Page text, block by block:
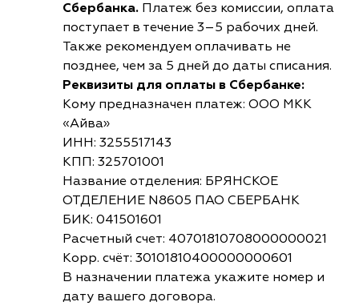
Сбербанка. Платеж без комиссии, оплата
поступает в течение 3–5 рабочих дней.
Также рекомендуем оплачивать не
позднее, чем за 5 дней до даты списания.
Реквизиты для оплаты в Сбербанке:
Кому предназначен платеж: ООО МКК
«Айва»
ИНН: 3255517143
КПП: 325701001
Название отделения: БРЯНСКОЕ
ОТДЕЛЕНИЕ N8605 ПАО СБЕРБАНК
БИК: 041501601
Расчетный счет: 40701810708000000021
Корр. счёт: 30101810400000000601
В назначении платежа укажите номер и
дату вашего договора.